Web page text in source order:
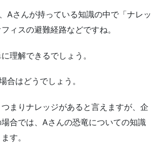
Aさんが持っている知識の中で「ナレッ
ィスの避難経路などですね。
理解できるでしょう。
合はどうでしょう。
まりナレッジがあると言えますが、企
合では、Aさんの恐竜についての知識
す。